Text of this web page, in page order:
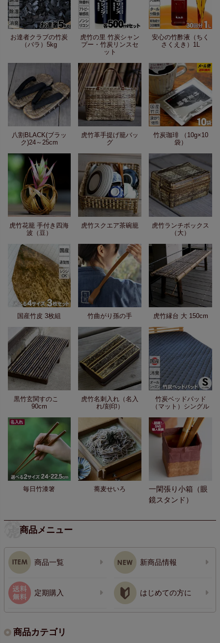
お達者クラブの竹炭
（バラ）5kg
虎竹の里 竹炭シャン
プー・竹炭リンスセ
ット
安心の竹酢液（ちく
さくえき）1L
八割BLACK(ブラッ
ク)24～25cm
虎竹革手提げ籠バッ
グ
竹炭珈琲 （10g×10
袋）
虎竹花籠 手付き四海
波（豆）
虎竹スクエア茶碗籠
虎竹ランチボックス
（大）
国産竹皮 3枚組 竹曲がり孫の手 虎竹縁台 大 150cm
黒竹玄関すのこ
90cm
虎竹名刺入れ（名入
れ/刻印）
竹炭ベッドパッド
（マット）シングル
毎日竹漆箸 蕎麦せいろ
一閑張り小箱（眼
鏡スタンド）
商品メニュー
商品一覧 新商品情報
定期購入 はじめての方に
商品カテゴリ